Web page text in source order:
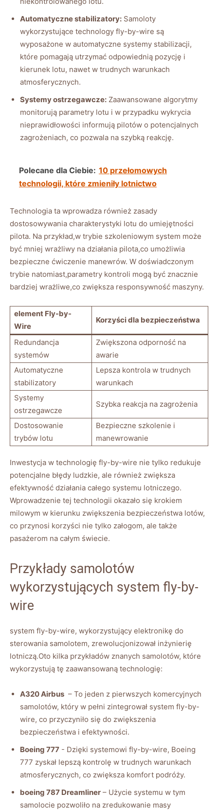
Automatyczne stabilizatory: Samoloty⁣
wykorzystujące technology fly-by-wire są
wyposażone w ​automatyczne ​systemy stabilizacji,
które pomagają utrzymać odpowiednią pozycję i
kierunek lotu, nawet​ w trudnych warunkach
atmosferycznych.
Systemy⁣ ostrzegawcze: Zaawansowane algorytmy
monitorują parametry lotu i w przypadku⁣ wykrycia
nieprawidłowości informują pilotów o potencjalnych
zagrożeniach, co pozwala na szybką reakcję.
Polecane dla Ciebie: 10 przełomowych
technologii, które zmieniły lotnictwo
Technologia ta wprowadza również zasady
dostosowywania charakterystyki lotu do ‌umiejętności
pilota. Na przykład,w ⁤trybie szkoleniowym system może⁢
być mniej wrażliwy na działania pilota,co ⁣umożliwia
bezpieczne ‍ćwiczenie manewrów. W​ doświadczonym
trybie natomiast,parametry kontroli mogą być znacznie
‌bardziej wrażliwe,co zwiększa responsywność maszyny.
element Fly-by-
Wire
Korzyści dla bezpieczeństwa
Redundancja
systemów
Zwiększona odporność na
awarie
Automatyczne
stabilizatory
Lepsza kontrola w trudnych
warunkach
Systemy
ostrzegawcze
Szybka reakcja⁢ na zagrożenia
Dostosowanie
trybów lotu
Bezpieczne ⁤szkolenie i
manewrowanie
Inwestycja w technologię fly-by-wire nie ​tylko redukuje
potencjalne błędy ⁤ludzkie, ale również‍ zwiększa
efektywność działania całego systemu lotniczego.
Wprowadzenie tej​ technologii okazało się krokiem
milowym ‍w kierunku zwiększenia ⁣bezpieczeństwa lotów,
co ​przynosi korzyści nie ‌tylko załogom, ale także ​
pasażerom na całym świecie.
Przykłady samolotów
wykorzystujących system fly-by-
wire
system fly-by-wire,⁤ wykorzystujący elektronikę do
sterowania samolotem,‍ zrewolucjonizował inżynierię
lotniczą.Oto kilka przykładów znanych samolotów, które
wykorzystują⁣ tę zaawansowaną technologię:
A320 Airbus ⁢ – To jeden z pierwszych komercyjnych
⁤samolotów, który w pełni zintegrował system fly-by-
wire, ‌co przyczyniło ⁤się do zwiększenia
bezpieczeństwa i efektywności.
Boeing 777 -​ Dzięki systemowi fly-by-wire, Boeing
777 zyskał lepszą ⁢kontrolę w trudnych warunkach
atmosferycznych,⁤ co zwiększa komfort podróży.
boeing 787 Dreamliner – Użycie systemu​ w tym
samolocie pozwoliło na zredukowanie ​masy‍